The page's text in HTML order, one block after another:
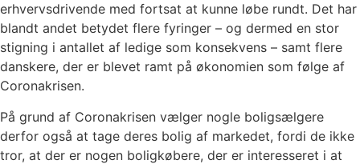
erhvervsdrivende med fortsat at kunne løbe rundt. Det har
blandt andet betydet flere fyringer – og dermed en stor
stigning i antallet af ledige som konsekvens – samt flere
danskere, der er blevet ramt på økonomien som følge af
Coronakrisen.
På grund af Coronakrisen vælger nogle boligsælgere
derfor også at tage deres bolig af markedet, fordi de ikke
tror, at der er nogen boligkøbere, der er interesseret i at